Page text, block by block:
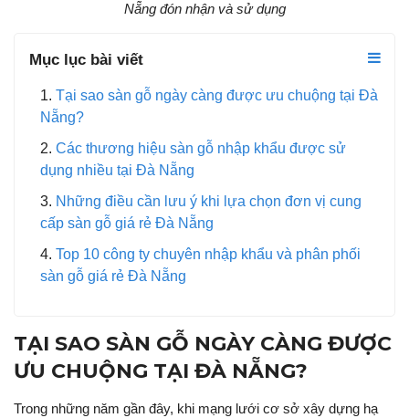
Nẵng đón nhận và sử dụng
Mục lục bài viết
Tại sao sàn gỗ ngày càng được ưu chuộng tại Đà
Nẵng?
Các thương hiệu sàn gỗ nhập khẩu được sử
dụng nhiều tại Đà Nẵng
Những điều cần lưu ý khi lựa chọn đơn vị cung
cấp sàn gỗ giá rẻ Đà Nẵng
Top 10 công ty chuyên nhập khẩu và phân phối
sàn gỗ giá rẻ Đà Nẵng
TẠI SAO SÀN GỖ NGÀY CÀNG ĐƯỢC
ƯU CHUỘNG TẠI ĐÀ NẴNG?
Trong những năm gần đây, khi mạng lưới cơ sở xây dựng hạ